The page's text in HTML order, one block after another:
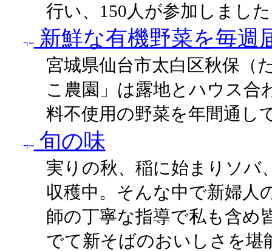
行い、150人が参加しまし
新鮮な有機野菜を毎週
宮城県仙台市太白区秋保（
こ農園」は露地とハウス合
料不使用の野菜を年間通し
旬の味
実りの秋、稲に始まりソバ
収穫中。そんな中で新婦人
師の丁寧な指導で私も含め
でて新そばのおいしさを堪